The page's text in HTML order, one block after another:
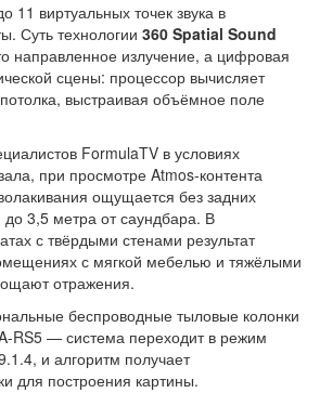
11 виртуальных точек звука в
Суть технологии 360 Spatial Sound
направленное излучение, а цифровая
сцены: процессор вычисляет
выстраивая объёмное поле
FormulaTV в условиях
при просмотре Atmos-контента
ощущается без задних
до 3,5 метра от саундбара. В
с твёрдыми стенами результат
с мягкой мебелью и тяжёлыми
отражения.
беспроводные тыловые колонки
RS5 — система переходит в режим
и алгоритм получает
для построения картины.